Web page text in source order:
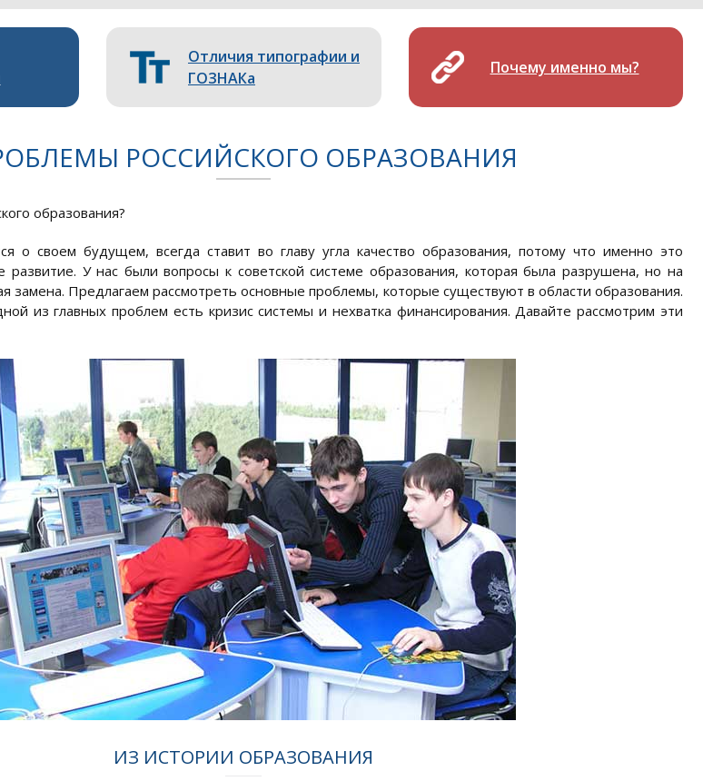
Отличия типографии и
ГОЗНАКа
Почему именно мы?
РОССИЙСКОГО ОБРАЗОВАНИЯ
образования?
о своем будущем, всегда ставит во главу угла качество образования, потому что именно это
развитие. У нас были вопросы к советской системе образования, которая была разрушена, но на
замена. Предлагаем рассмотреть основные проблемы, которые существуют в области образования.
из главных проблем есть кризис системы и нехватка финансирования. Давайте рассмотрим эти
ИЗ ИСТОРИИ ОБРАЗОВАНИЯ